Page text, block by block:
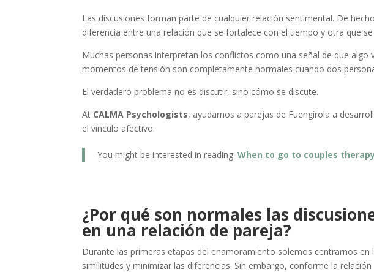
Las discusiones forman parte de cualquier relación sentimental. De
diferencia entre una relación que se fortalece con el tiempo y otra que
Muchas personas interpretan los conflictos como una señal de que
momentos de tensión son completamente normales cuando dos
El verdadero problema no es discutir, sino cómo se discute.
At CALMA Psychologists, ayudamos a parejas de Fuengirola a
el vínculo afectivo.
You might be interested in reading:When to go to couples
¿Por qué son normales las
en una relación de pareja?
Durante las primeras etapas del enamoramiento solemos centrarnos en
similitudes y minimizar las diferencias. Sin embargo, conforme la relación